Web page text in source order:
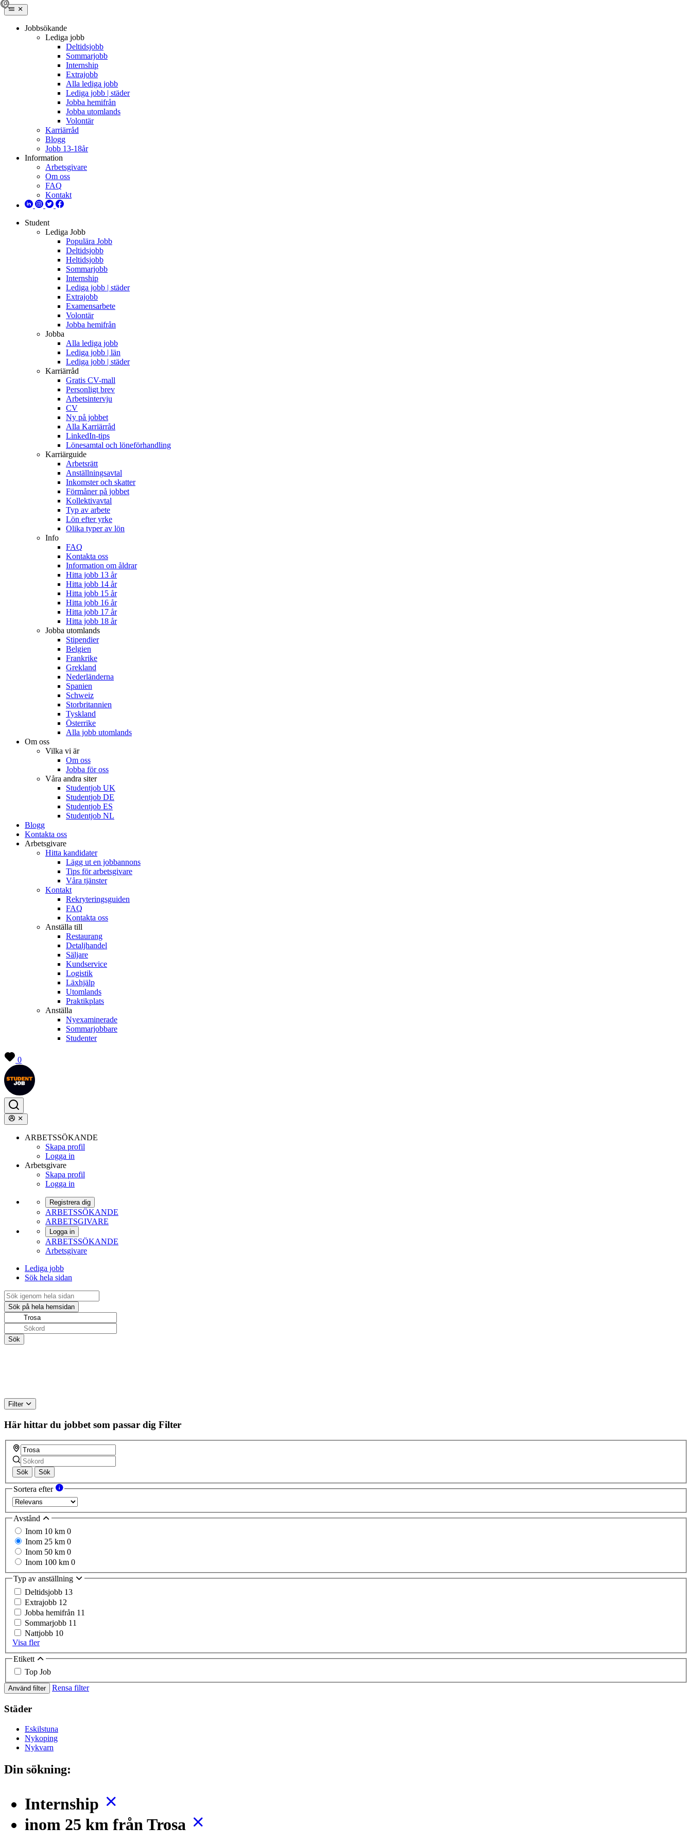
Jobbsökande
Lediga jobb
Deltidsjobb
Sommarjobb
Internship
Extrajobb
Alla lediga jobb
Lediga jobb | städer
Jobba hemifrån
Jobba utomlands
Volontär
Karriärråd
Blogg
Jobb 13-18år
Information
Arbetsgivare
Om oss
FAQ
Kontakt
Student
Lediga Jobb
Populära Jobb
Deltidsjobb
Heltidsjobb
Sommarjobb
Internship
Lediga jobb | städer
Extrajobb
Examensarbete
Volontär
Jobba hemifrån
Jobba
Alla lediga jobb
Lediga jobb | län
Lediga jobb | städer
Karriärråd
Gratis CV-mall
Personligt brev
Arbetsintervju
CV
Ny på jobbet
Alla Karriärråd
LinkedIn-tips
Lönesamtal och löneförhandling
Karriärguide
Arbetsrätt
Anställningsavtal
Inkomster och skatter
Förmåner på jobbet
Kollektivavtal
Typ av arbete
Lön efter yrke
Olika typer av lön
Info
FAQ
Kontakta oss
Information om åldrar
Hitta jobb 13 år
Hitta jobb 14 år
Hitta jobb 15 år
Hitta jobb 16 år
Hitta jobb 17 år
Hitta jobb 18 år
Jobba utomlands
Stipendier
Belgien
Frankrike
Grekland
Nederländerna
Spanien
Schweiz
Storbritannien
Tyskland
Österrike
Alla jobb utomlands
Om oss
Vilka vi är
Om oss
Jobba för oss
Våra andra siter
Studentjob UK
Studentjob DE
Studentjob ES
Studentjob NL
Blogg
Kontakta oss
Arbetsgivare
Hitta kandidater
Lägg ut en jobbannons
Tips för arbetsgivare
Våra tjänster
Kontakt
Rekryteringsguiden
FAQ
Kontakta oss
Anställa till
Restaurang
Detaljhandel
Säljare
Kundservice
Logistik
Läxhjälp
Utomlands
Praktikplats
Anställa
Nyexaminerade
Sommarjobbare
Studenter
0
ARBETSSÖKANDE
Skapa profil
Logga in
Arbetsgivare
Skapa profil
Logga in
Registrera dig
ARBETSSÖKANDE
ARBETSGIVARE
Logga in
ARBETSSÖKANDE
Arbetsgivare
Lediga jobb
Sök hela sidan
Filter
Här hittar du jobbet som passar dig Filter
Sök Sök
Sortera efter
Avstånd
Inom 10 km 0
Inom 25 km 0
Inom 50 km 0
Inom 100 km 0
Typ av anställning
Deltidsjobb 13
Extrajobb 12
Jobba hemifrån 11
Sommarjobb 11
Nattjobb 10
Visa fler
Etikett
Top Job
Använd filter Rensa filter
Städer
Eskilstuna
Nykoping
Nykvarn
Din sökning:
Internship
inom 25 km från Trosa